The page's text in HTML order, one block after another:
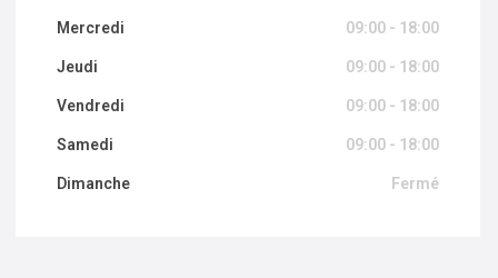
Mercredi 09:00 - 18:00
Jeudi 09:00 - 18:00
Vendredi 09:00 - 18:00
Samedi 09:00 - 18:00
Dimanche Fermé